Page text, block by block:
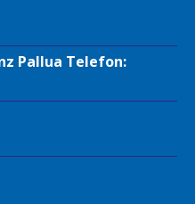
Pallua Telefon: